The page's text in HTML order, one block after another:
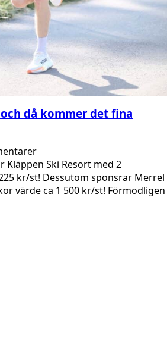
då kommer det fina
Ski Resort med 2
kr/st! Dessutom sponsrar Merrel
värde ca 1 500 kr/st! Förmodligen